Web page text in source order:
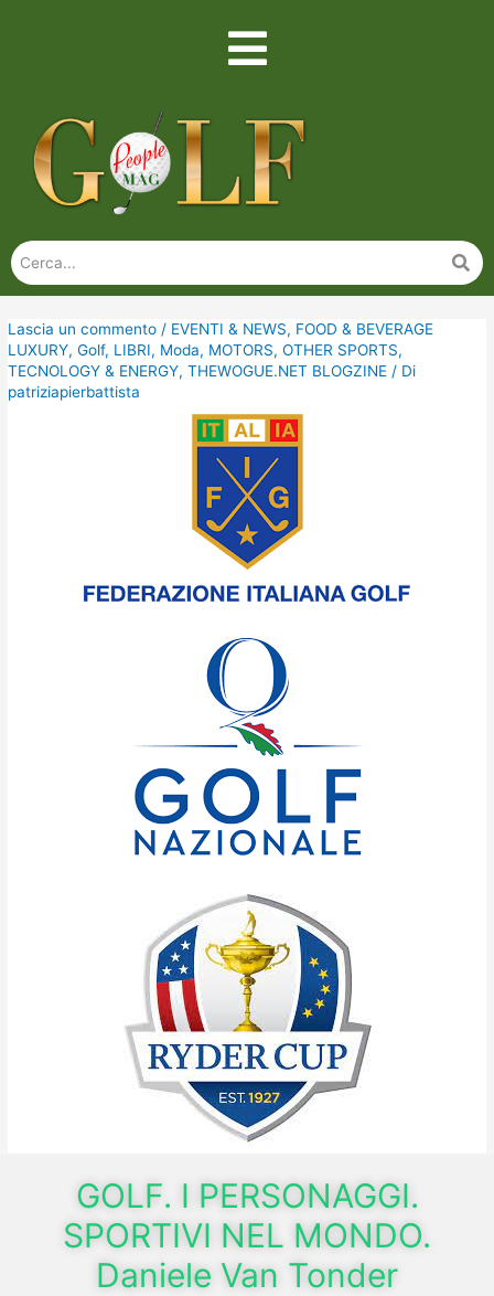
Lascia un commento / EVENTI & NEWS, FOOD & BEVERAGE
LUXURY,Golf, LIBRI, Moda, MOTORS,OTHER SPORTS,
TECNOLOGY & ENERGY,THEWOGUE.NET BLOGZINE / Di
patriziapierbattista
GOLF. I PERSONAGGI.
SPORTIVI NEL MONDO.
Daniele Van Tonder